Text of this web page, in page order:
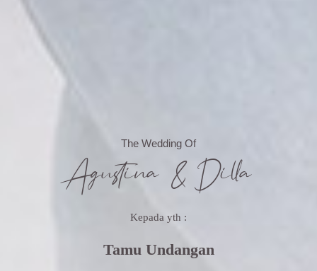
The Wedding Of
Agustina & Dilla
Kepada yth :
Tamu Undangan